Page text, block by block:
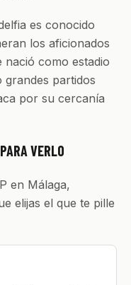
es conocido
los aficionados
nació como estadio
partidos
por su cercanía
VERLO
en Málaga,
elijas el que te pille